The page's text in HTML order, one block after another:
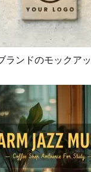
プレビュー AI再生